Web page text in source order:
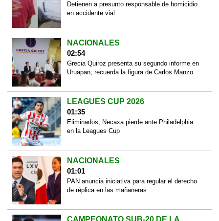
Detienen a presunto responsable de homicidio
en accidente vial
NACIONALES
02:54
Grecia Quiroz presenta su segundo informe en
Uruapan; recuerda la figura de Carlos Manzo
LEAGUES CUP 2026
01:35
Eliminados; Necaxa pierde ante Philadelphia
en la Leagues Cup
NACIONALES
01:01
PAN anuncia iniciativa para regular el derecho
de réplica en las mañaneras